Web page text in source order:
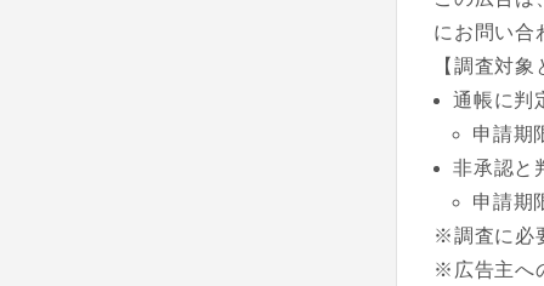
にお問い合
【調査対
通帳に判
申請期
非承認と
申請期
※調査に必
※広告主へ